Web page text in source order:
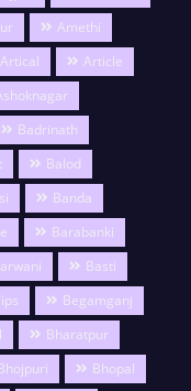
Amethi
Artical
Article
Badrinath
Balod
Banda
Barabanki
Basti
Begamganj
Bharatpur
Bhopal